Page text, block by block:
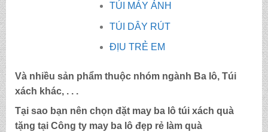
TÚI MÁY ẢNH
TÚI DÂY RÚT
ĐỊU TRẺ EM
Và nhiều sản phẩm thuộc nhóm ngành Ba lô, Túi
xách khác, . . .
Tại sao bạn nên chọn đặt may ba lô túi xách quà
tặng tại Công ty mayba lô đẹp rẻ làm quà